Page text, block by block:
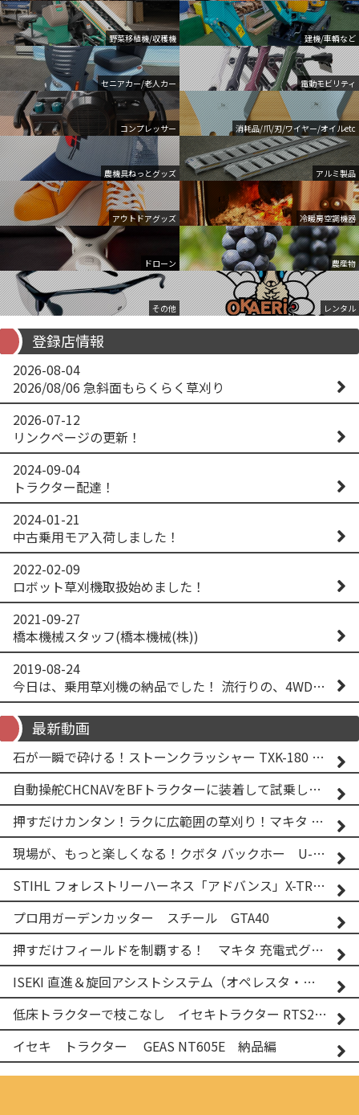
野菜移植機/収穫機 建機/車輌など
セニアカー/老人カー 電動モビリティ
コンプレッサー 消耗品/爪/刃/ワイヤー/オイルetc
農機具ねっとグッズ アルミ製品
アウトドアグッズ 冷暖房空調機器
ドローン 農産物
その他 レンタル
登録店情報
2026-08-04
2026/08/06 急斜面もらくらく草刈り
2026-07-12
リンクページの更新！
2024-09-04
トラクター配達！
2024-01-21
中古乗用モア入荷しました！
2022-02-09
ロボット草刈機取扱始めました！
2021-09-27
橋本機械スタッフ(橋本機械(株))
2019-08-24
今日は、乗用草刈機の納品でした！ 流行りの、4WD！ #イセキアグリ #オーレック #四駆 #増税間近
最新動画
石が一瞬で砕ける！ストーンクラッシャー TXK-180 実演
自動操舵CHCNAVをBFトラクターに装着して試乗してみた！！ CHCNAV NX610
押すだけカンタン！ラクに広範囲の草刈り！マキタ バッテリー式草刈り機 MUG001G 2
現場が、もっと楽しくなる！クボタ バックホー U-25-3A
STIHL フォレストリーハーネス「アドバンス」X-TREEm
プロ用ガーデンカッター スチール GTA40
押すだけフィールドを制覇する！ マキタ 充電式グランドトリマー MUG001G
ISEKI 直進＆旋回アシストシステム（オペレスタ・ターン）搭載 イセキ 乗用田植機 PRJ8D-ZJL
低床トラクターで枝こなし イセキトラクター RTS205NS & フレールモア FNC1202F
イセキ トラクター GEAS NT605E 納品編